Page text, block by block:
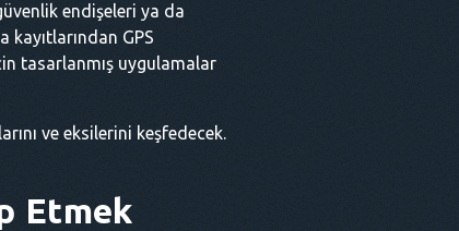
endişeleri ya da
GPS
tasarlanmış uygulamalar
ve eksilerini keşfedecek.
Etmek